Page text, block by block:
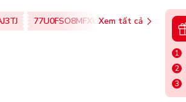
77U0FSO8MFXU Xem tất cả